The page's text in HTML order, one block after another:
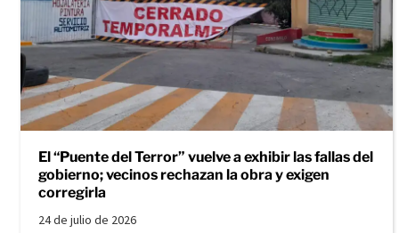
El “Puente del Terror” vuelve a exhibir las fallas del
gobierno; vecinos rechazan la obra y exigen
corregirla
24 de julio de 2026